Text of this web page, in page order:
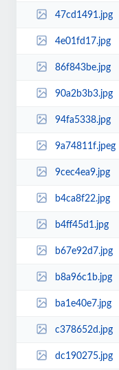
47cd1491.jpg
4e01fd17.jpg
86f843be.jpg
90a2b3b3.jpg
94fa5338.jpg
9a74811f.jpeg
9cec4ea9.jpg
b4ca8f22.jpg
b4ff45d1.jpg
b67e92d7.jpg
b8a96c1b.jpg
ba1e40e7.jpg
c378652d.jpg
dc190275.jpg